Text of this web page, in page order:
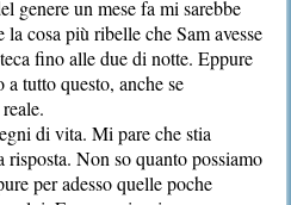
genere un mese fa mi sarebbe
la cosa più ribelle che Sam avesse
fino alle due di notte. Eppure
tutto questo, anche se
di vita. Mi pare che stia
Non so quanto possiamo
per adesso quelle poche